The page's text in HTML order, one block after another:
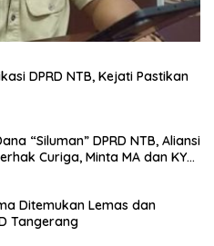
DPRD NTB, Kejati Pastikan
“Siluman” DPRD NTB, Aliansi
Curiga, Minta MA dan KY
Ditemukan Lemas dan
Tangerang